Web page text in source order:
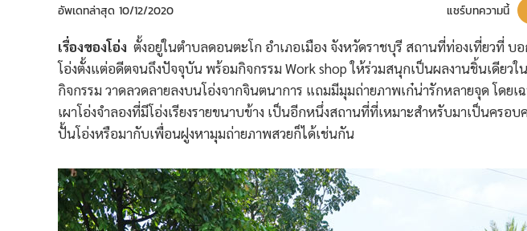
อัพเดทล่าสุด 10/12/2020 แชร์บทความนี้
เรื่องของโอ่ง ตั้งอยู่ในตำบลดอนตะโก อำเภอเมือง จังหวัดราชบุรี สถานที่ท่องเที่ยวที่ บอ
โอ่งตั้งแต่อดีตจนถึงปัจจุบัน พร้อมกิจกรรม Work shop ให้ร่วมสนุกเป็นผลงานชิ้นเดียวใ
กิจกรรม วาดลวดลายลงบนโอ่งจากจินตนาการ แถมมีมุมถ่ายภาพเก๋น่ารักหลายจุด โดย
เผาโอ่งจำลองที่มีโอ่งเรียงรายขนาบข้าง เป็นอีกหนึ่งสถานที่ที่เหมาะสำหรับมาเป็นครอบ
ปั้นโอ่งหรือมากับเพื่อนฝูงหามุมถ่ายภาพสวยก็ได้เช่นกัน